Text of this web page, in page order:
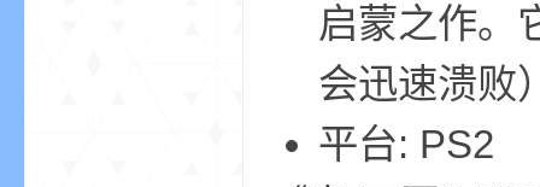
启蒙之作。
会迅速溃败
平台: PS2